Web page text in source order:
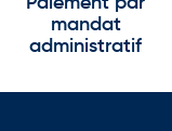
mandat
administratif